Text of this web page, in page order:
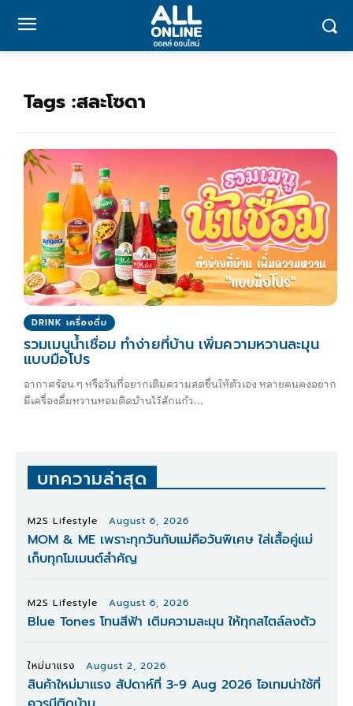
Tags :สละโซดา
DRINK เครื่องดื่ม
รวมเมนูน้ำเชื่อม ทำง่ายที่บ้าน เพิ่มความหวานละมุน
แบบมือโปร
อากาศร้อน ๆ หรือวันที่อยากเติมความสดชื่นให้ตัวเอง หลายคนคงอยาก
มีเครื่องดื่มหวานหอมติดบ้านไว้สักแก้ว...
บทความล่าสุด
M2S Lifestyle August 6, 2026
MOM & ME เพราะทุกวันกับแม่คือวันพิเศษ ใส่เสื้อคู่แม่
เก็บทุกโมเมนต์สำคัญ
M2S Lifestyle August 6, 2026
Blue Tones โทนสีฟ้า เติมความละมุน ให้ทุกสไตล์ลงตัว
ใหม่มาแรง August 2, 2026
สินค้าใหม่มาแรง สัปดาห์ที่ 3-9 Aug 2026 ไอเทมน่าใช้ที่